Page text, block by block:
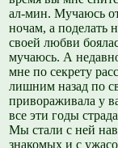
ал-мин. Мучаюсь
ночам, а поделать
своей любви
мучаюсь. А
мне по секрету
лишним назад по
привораживала у
все эти годы
Мы стали с ней
знакомых и с